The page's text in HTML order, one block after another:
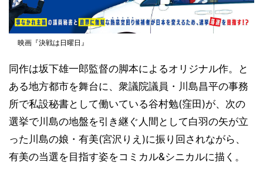
映画『決戦は日曜日』
同作は坂下雄一郎監督の脚本によるオリジナル作。と
ある地方都市を舞台に、衆議院議員・川島昌平の事務
所で私設秘書として働いている谷村勉(窪田)が、次の
選挙で川島の地盤を引き継ぐ人間として白羽の矢が立
った川島の娘・有美(宮沢りえ)に振り回されながら、
有美の当選を目指す姿をコミカル&シニカルに描く。